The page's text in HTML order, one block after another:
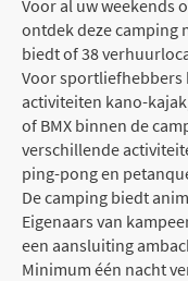
Voor al uw weekends
ontdek deze camping
biedt of 38
Voor sportliefhebbers
activiteiten kano-
of BMX binnen de
verschillende
ping-pong en
De camping biedt
Eigenaars van
een aansluiting
Minimum één nacht